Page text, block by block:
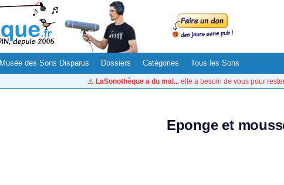
Musée des Sons Disparus Dossiers Catégories Tous les Sons
⚠️ LaSonothèque a du mal... elle a besoin de vous pour
Eponge et